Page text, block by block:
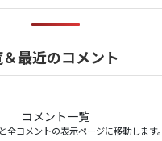
最近のコメント
コメント一覧
全コメントの表示ページに移動します。